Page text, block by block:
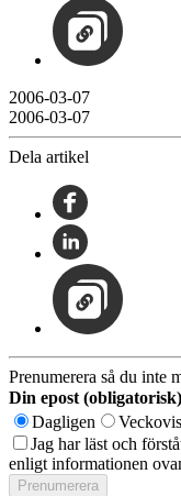
2006-03-07
2006-03-07
Dela artikel
Prenumerera så du inte
Din epost (obligatorisk)
Dagligen
Veckovis
Jag har läst och
enligt informationen